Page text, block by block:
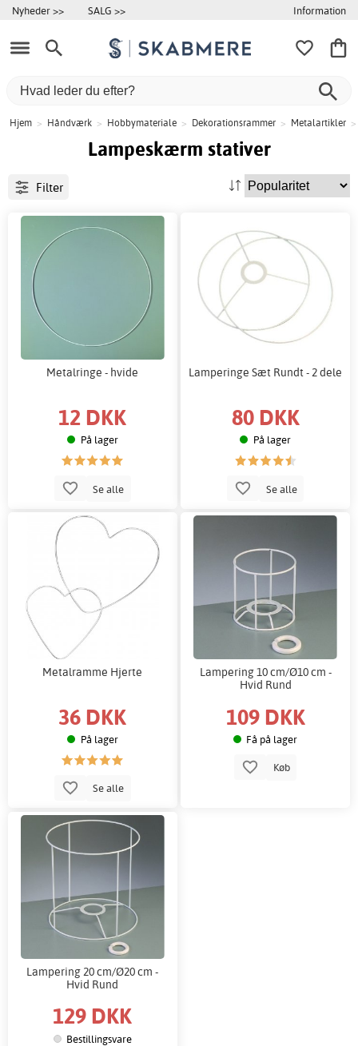
Nyheder >> SALG >> Information
Hjem > Håndværk > Hobbymateriale > Dekorationsrammer > Metalartikler >
Lampeskærm stativer
Filter
Metalringe - hvide
12 DKK
På lager
Se alle
Lamperinge Sæt Rundt - 2 dele
80 DKK
På lager
Se alle
Metalramme Hjerte
36 DKK
På lager
Se alle
Lampering 10 cm/Ø10 cm -
Hvid Rund
109 DKK
Få på lager
Køb
Lampering 20 cm/Ø20 cm -
Hvid Rund
129 DKK
Bestillingsvare